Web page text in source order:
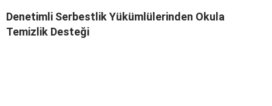
Denetimli Serbestlik Yükümlülerinden Okula
Temizlik Desteği